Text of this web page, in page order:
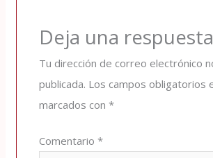
Deja una respuesta
Tu dirección de correo electrónico
publicada. Los campos obligatorios
marcados con*
Comentario*